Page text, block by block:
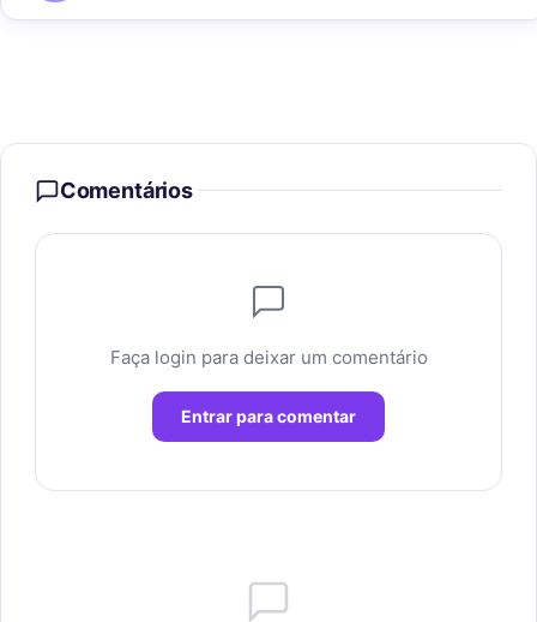
Comentários
Faça login para deixar um comentário
Entrar para comentar